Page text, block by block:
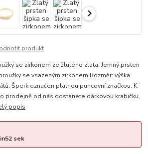
produkt
se zirkonem ze žlutého zlata. Jemný prsten
se vsazeným zirkonem.Rozměr: výška
Šperk označen platnou puncovní značkou. K
prodejně od nás dostanete dárkovou krabičku,
popis
51sek